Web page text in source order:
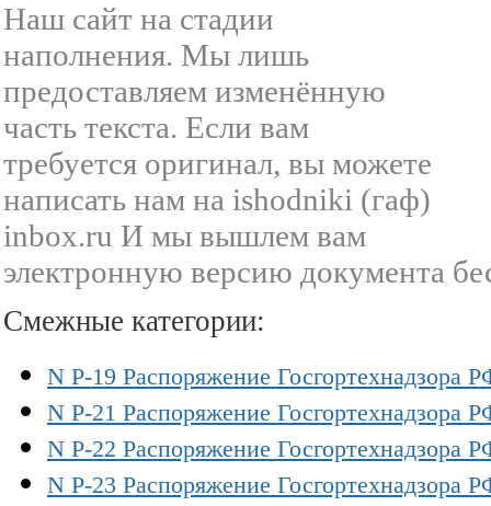
Наш сайт на стадии
наполнения. Мы лишь
предоставляем изменённую
часть текста. Если вам
требуется оригинал, вы можете
написать нам на ishodniki (гаф)
inbox.ru И мы вышлем вам
электронную версию документа
Смежные категории:
N Р-19 Распоряжение Госгортехнадзора
N Р-21 Распоряжение Госгортехнадзора
N Р-22 Распоряжение Госгортехнадзора
N Р-23 Распоряжение Госгортехнадзора